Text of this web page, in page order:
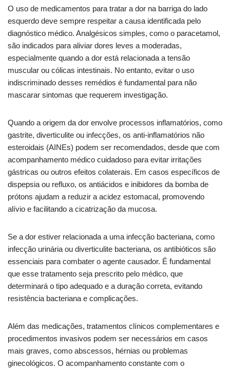
O uso de medicamentos para tratar a dor na barriga do lado
esquerdo deve sempre respeitar a causa identificada pelo
diagnóstico médico. Analgésicos simples, como o paracetamol,
são indicados para aliviar dores leves a moderadas,
especialmente quando a dor está relacionada a tensão
muscular ou cólicas intestinais. No entanto, evitar o uso
indiscriminado desses remédios é fundamental para não
mascarar sintomas que requerem investigação.
Quando a origem da dor envolve processos inflamatórios, como
gastrite, diverticulite ou infecções, os anti-inflamatórios não
esteroidais (AINEs) podem ser recomendados, desde que com
acompanhamento médico cuidadoso para evitar irritações
gástricas ou outros efeitos colaterais. Em casos específicos de
dispepsia ou refluxo, os antiácidos e inibidores da bomba de
prótons ajudam a reduzir a acidez estomacal, promovendo
alívio e facilitando a cicatrização da mucosa.
Se a dor estiver relacionada a uma infecção bacteriana, como
infecção urinária ou diverticulite bacteriana, os antibióticos são
essenciais para combater o agente causador. É fundamental
que esse tratamento seja prescrito pelo médico, que
determinará o tipo adequado e a duração correta, evitando
resistência bacteriana e complicações.
Além das medicações, tratamentos clínicos complementares e
procedimentos invasivos podem ser necessários em casos
mais graves, como abscessos, hérnias ou problemas
ginecológicos. O acompanhamento constante com o